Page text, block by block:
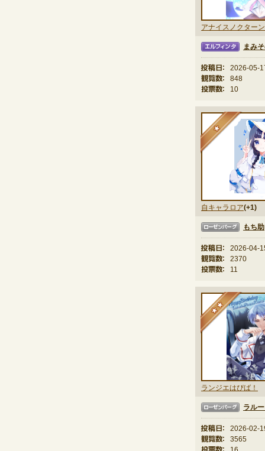
アナイスノクターン
まみ
投稿日：
2026-05-
観覧数：
848
投票数：
10
自キャラロア(+1)
★
もち助
投稿日：
2026-04-
観覧数：
2370
投票数：
11
ランジエはぴば！
★★
ラル
投稿日：
2026-02-
観覧数：
3565